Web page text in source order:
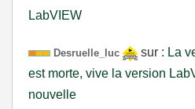
LabVIEW
Desruelle_luc sur : La
est morte, vive la version
nouvelle